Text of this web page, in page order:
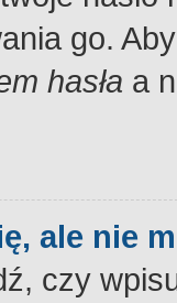
go.
hasła a
ale nie
czy